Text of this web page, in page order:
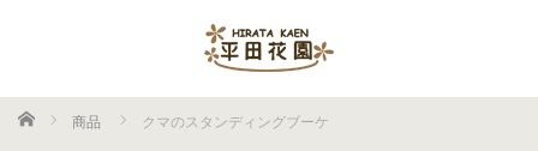
ホーム 商品 クマのスタンディングブーケ